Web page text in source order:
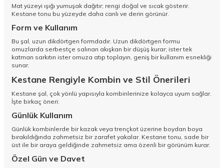
Mat yüzeyi ışığı yumuşak dağıtır; rengi doğal ve sıcak gösterir.
Kestane tonu bu yüzeyde daha canlı ve derin görünür.
Form ve Kullanım
Bu şal, uzun dikdörtgen formdadır. Uzun dikdörtgen formu
omuzlarda serbestçe salınan akışkan bir düşüş kurar; ister tek
katman sarkıtın ister omuza atıp toplayın, geniş bir kullanım esnekliği
sunar.
Kestane Rengiyle Kombin ve Stil Önerileri
Kestane şal, çok yönlü yapısıyla kombinlerinize kolayca uyum sağlar.
İşte birkaç öneri:
Günlük Kullanım
Günlük kombinlerde bir kazak veya trençkot üzerine boydan boya
bırakıldığında zahmetsiz bir zarafet yakalar. Kestane tonu, sade bir
üst ile bir araya geldiğinde zahmetsiz ama özenli bir görünüm kurar.
Özel Gün ve Davet